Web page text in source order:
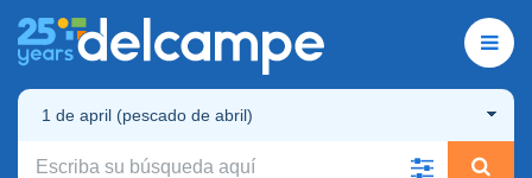
1 de april (pescado de abril)